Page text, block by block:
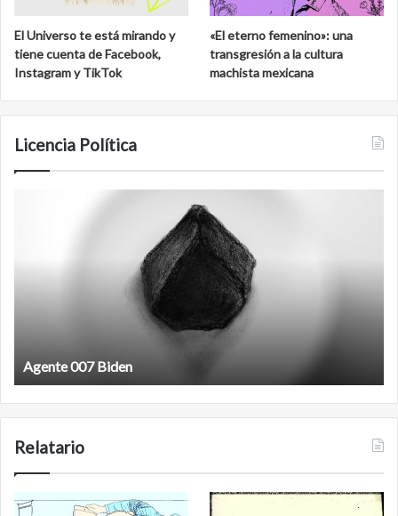
El Universo te está mirando y
tiene cuenta de Facebook,
Instagram y TikTok
«El eterno femenino»: una
transgresión a la cultura
machista mexicana
Licencia Política
Agente 007 Biden
Relatario